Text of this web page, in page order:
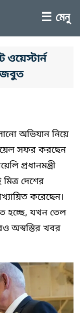
☰ মেনু
অভিযান নিয়ে
সফর করছেন
প্রধানমন্ত্রী
দেশের
করেছেন।
হচ্ছে, যখন তেল
অস্বস্তির খবর